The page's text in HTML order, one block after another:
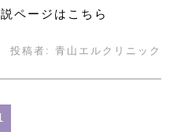
ページはこちら
投稿者: 青山エルクリニック